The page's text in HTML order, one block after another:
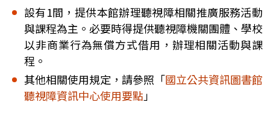
設有1間，提供本館辦理聽視障相關推廣服務活動
與課程為主。必要時得提供聽視障機關團體、學校
以非商業行為無償方式借用，辦理相關活動與課
程。
其他相關使用規定，請參照「國立公共資訊圖書館
聽視障資訊中心使用要點」